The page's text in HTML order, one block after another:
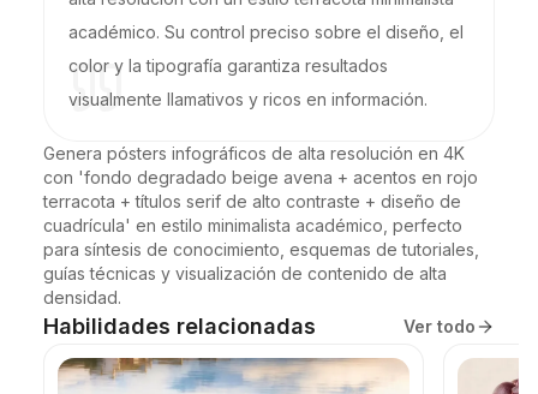
académico. Su control preciso sobre el diseño, el
color y la tipografía garantiza resultados
visualmente llamativos y ricos en información.
Genera pósters infográficos de alta resolución en 4K
con 'fondo degradado beige avena + acentos en rojo
terracota + títulos serif de alto contraste + diseño de
cuadrícula' en estilo minimalista académico, perfecto
para síntesis de conocimiento, esquemas de tutoriales,
guías técnicas y visualización de contenido de alta
densidad.
Habilidades relacionadas Ver todo